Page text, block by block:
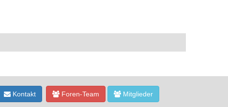
Kontakt Foren-Team Mitglieder